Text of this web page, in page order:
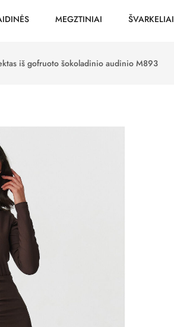
MEGZTINIAI ŠVARKELIAI
iš gofruoto šokoladinio audinio M893